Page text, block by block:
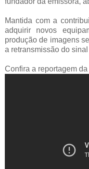
Mantida com a
adquirir novos
produção de imagens
a retransmissão do
Confira a reportagem